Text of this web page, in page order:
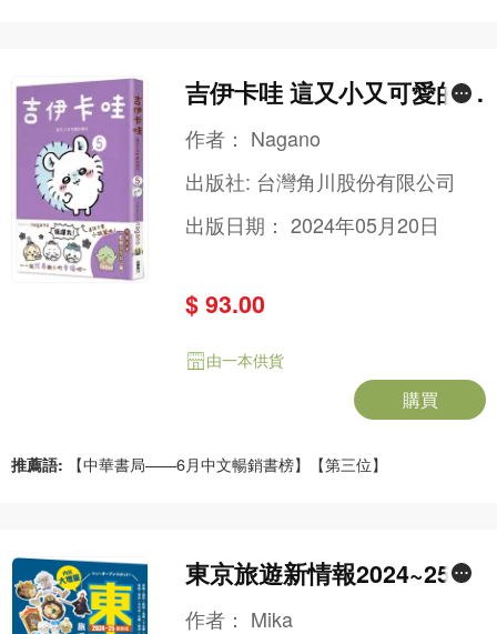
吉伊卡哇 這又小又可愛的傢
伙 (5)
作者： Nagano
出版社: 台灣角川股份有限公司
出版日期：2024年05月20日
$ 93.00
由一本供貨
購買
推薦語: 【中華書局——6月中文暢銷書榜】【第三位】
東京旅遊新情報2024~25最
新版
作者： Mika